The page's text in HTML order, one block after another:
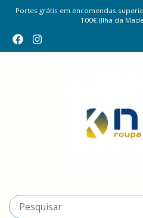
Portes grátis em encomendas
100€ (Ilha da